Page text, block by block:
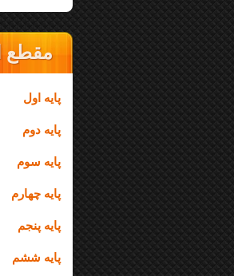
مقطع
پایه اول
پایه دوم
پایه سوم
پایه چهارم
پایه پنجم
پایه ششم